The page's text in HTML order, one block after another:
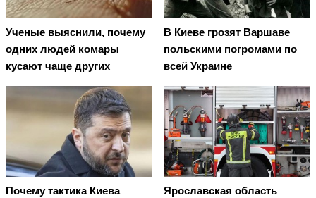
Ученые выяснили, почему
одних людей комары
кусают чаще других
В Киеве грозят Варшаве
польскими погромами по
всей Украине
Почему тактика Киева
Ярославская область